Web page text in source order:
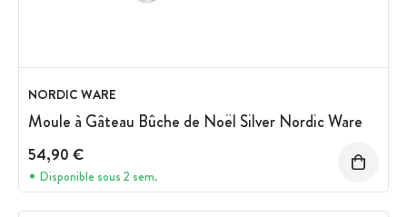
NORDIC WARE
Moule à Gâteau Bûche de Noël Silver Nordic Ware
54,90 €
Disponible sous 2 sem.